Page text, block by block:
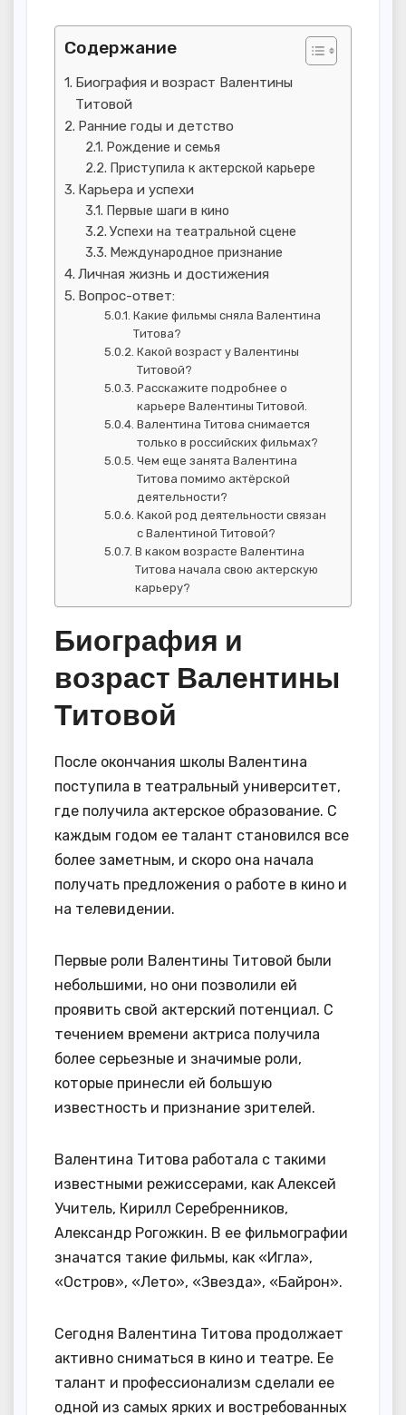
Содержание
Биография и возраст Валентины
Титовой
Ранние годы и детство
Рождение и семья
Приступила к актерской карьере
Карьера и успехи
Первые шаги в кино
Успехи на театральной сцене
Международное признание
Личная жизнь и достижения
Вопрос-ответ:
Какие фильмы сняла Валентина
Титова?
Какой возраст у Валентины
Титовой?
Расскажите подробнее о
карьере Валентины Титовой.
Валентина Титова снимается
только в российских фильмах?
Чем еще занята Валентина
Титова помимо актёрской
деятельности?
Какой род деятельности связан
с Валентиной Титовой?
В каком возрасте Валентина
Титова начала свою актерскую
карьеру?
Биография и
возраст Валентины
Титовой
После окончания школы Валентина
поступила в театральный университет,
где получила актерское образование. С
каждым годом ее талант становился все
более заметным, и скоро она начала
получать предложения о работе в кино и
на телевидении.
Первые роли Валентины Титовой были
небольшими, но они позволили ей
проявить свой актерский потенциал. С
течением времени актриса получила
более серьезные и значимые роли,
которые принесли ей большую
известность и признание зрителей.
Валентина Титова работала с такими
известными режиссерами, как Алексей
Учитель, Кирилл Серебренников,
Александр Рогожкин. В ее фильмографии
значатся такие фильмы, как «Игла»,
«Остров», «Лето», «Звезда», «Байрон».
Сегодня Валентина Титова продолжает
активно сниматься в кино и театре. Ее
талант и профессионализм сделали ее
одной из самых ярких и востребованных